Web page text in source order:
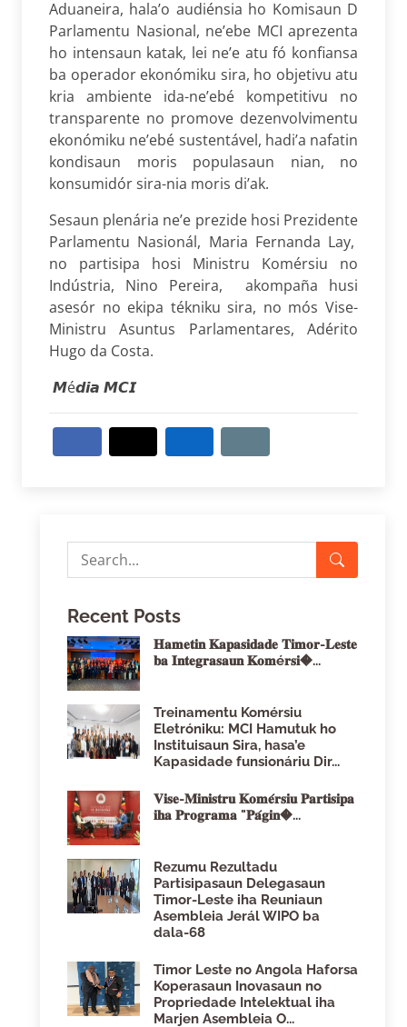
Aduaneira, hala’o audiénsia ho Komisaun D
Parlamentu Nasional, ne’ebe MCI aprezenta
ho intensaun katak, lei ne’e atu fó konfiansa
ba operador ekonómiku sira, ho objetivu atu
kria ambiente ida-ne’ebé kompetitivu no
transparente no promove dezenvolvimentu
ekonómiku ne’ebé sustentável, hadi’a nafatin
kondisaun moris populasaun nian, no
konsumidór sira-nia moris di’ak.
Sesaun plenária ne’e prezide hosi Prezidente
Parlamentu Nasionál, Maria Fernanda Lay,
no partisipa hosi Ministru Komérsiu no
Indústria, Nino Pereira, akompaña husi
asesór no ekipa tékniku sira, no mós Vise-
Ministru Asuntus Parlamentares, Adérito
Hugo da Costa.
𝙈é𝙙𝙞𝙖 𝙈𝘾𝙄
Recent Posts
𝐇𝐚𝐦𝐞𝐭𝐢𝐧 𝐊𝐚𝐩𝐚𝐬𝐢𝐝𝐚𝐝𝐞 𝐓𝐢𝐦𝐨𝐫-𝐋𝐞𝐬𝐭𝐞
𝐛𝐚 𝐈𝐧𝐭𝐞𝐠𝐫𝐚𝐬𝐚𝐮𝐧 𝐊𝐨𝐦é𝐫𝐬𝐢�...
Treinamentu Komérsiu
Eletróniku: MCI Hamutuk ho
Instituisaun Sira, hasa’e
Kapasidade funsionáriu Dir...
𝐕𝐢𝐬𝐞-𝐌𝐢𝐧𝐢𝐬𝐭𝐫𝐮 𝐊𝐨𝐦𝐞́𝐫𝐬𝐢𝐮 𝐏𝐚𝐫𝐭𝐢𝐬𝐢𝐩𝐚
𝐢𝐡𝐚 𝐏𝐫𝐨𝐠𝐫𝐚𝐦𝐚 "𝐏𝐚́𝐠𝐢𝐧�...
Rezumu Rezultadu
Partisipasaun Delegasaun
Timor-Leste iha Reuniaun
Asembleia Jerál WIPO ba
dala-68
Timor Leste no Angola Haforsa
Koperasaun Inovasaun no
Propriedade Intelektual iha
Marjen Asembleia O...